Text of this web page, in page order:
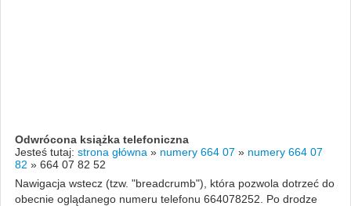
Odwrócona książka telefoniczna
Jesteś tutaj: strona główna » numery 664 07 » numery 664 07
82 » 664 07 82 52
Nawigacja wstecz (tzw. "breadcrumb"), która pozwola dotrzeć do
obecnie oglądanego numeru telefonu 664078252. Po drodze